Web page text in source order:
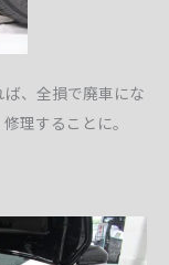
、全損で廃車にな
理することに。